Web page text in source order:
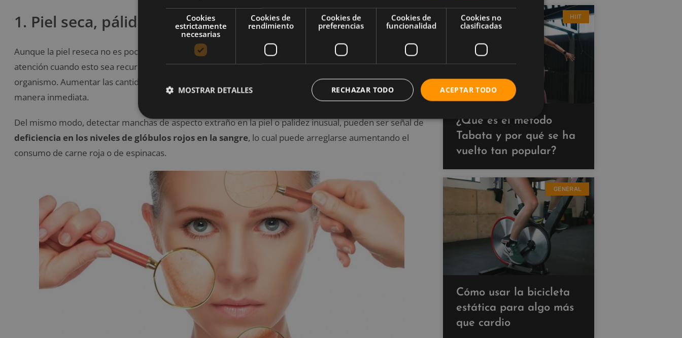
1. Piel seca, pálida o manchada
Aunque la piel reseca no es poco común en cuando a climas fríos se refiere, es necesario prestar
atención cuando esto sea recurrente, ya que es señal de una deficiencia en los niveles de Omega-3 en el
organismo. Aumentar las cantidades de pescado en tu dieta puede ser la solución a este problema de
manera inmediata.
Del mismo modo, detectar manchas de aspecto extraño en la piel o palidez inusual, pueden ser señal de
deficiencia en los niveles de glóbulos rojos en la sangre, lo cual puede arreglarse aumentando el
consumo de carne roja o de espinacas.
HIIT
¿Qué es el método
Tabata y por qué se ha
vuelto tan popular?
GENERAL
Cómo usar la bicicleta
estática para algo más
que cardio
Cookies
estrictamente
necesarias
Cookies de
rendimiento
Cookies de
preferencias
Cookies de
funcionalidad
Cookies no
clasificadas
ACEPTAR TODO
RECHAZAR TODO
MOSTRAR DETALLES